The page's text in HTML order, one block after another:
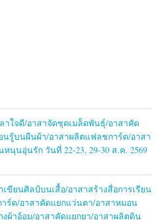
าใจดี/อาสาจัดชุดเมล็ดพันธุ์/อาสาคัด
นรู้บนผืนผ้า/อาสาผลิตแฟลชการ์ด/อาสา
นุนอุ่นรัก วันที่ 22-23, 29-30 ส.ค. 2569
เขียนศิลป์บนเสื้อ/อาสาสร้างสื่อการเรียน
ร์ด/อาสาคัดแยกแว่นตา/อาสาหมอน
ผ้าอ้อม/อาสาคัดแยกยา/อาสาผลิตดิน